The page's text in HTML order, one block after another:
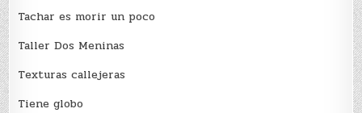
Tachar es morir un poco
Taller Dos Meninas
Texturas callejeras
Tiene globo